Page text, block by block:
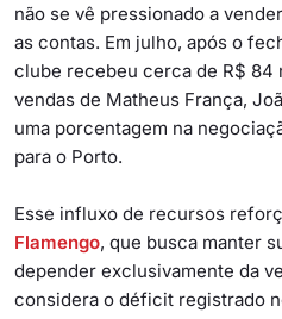
não se vê pressionado a
as contas. Em julho, após o
clube recebeu cerca de R$ 84
vendas de Matheus França,
uma porcentagem na
para o Porto.
Esse influxo de recursos
Flamengo, que busca manter
depender exclusivamente da
considera o déficit registrado